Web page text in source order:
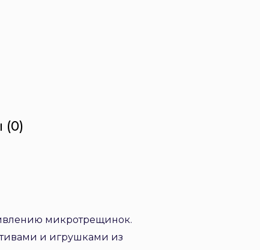
(0)
микротрещинок.
и игрушками из